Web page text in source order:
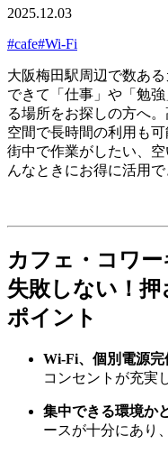
2025.12.03
#cafe#Wi-Fi
大阪梅田駅周辺で数あ
できて「仕事」や「勉
る場所をお探しの方へ
空間で長時間の利用も
街中で作業がしたい、
んなときにお得に活用
カフェ・コワ
失敗しない！
ポイント
Wi-Fi、個別電源完
コンセントが充実
集中できる環境か
ースが十分にあり